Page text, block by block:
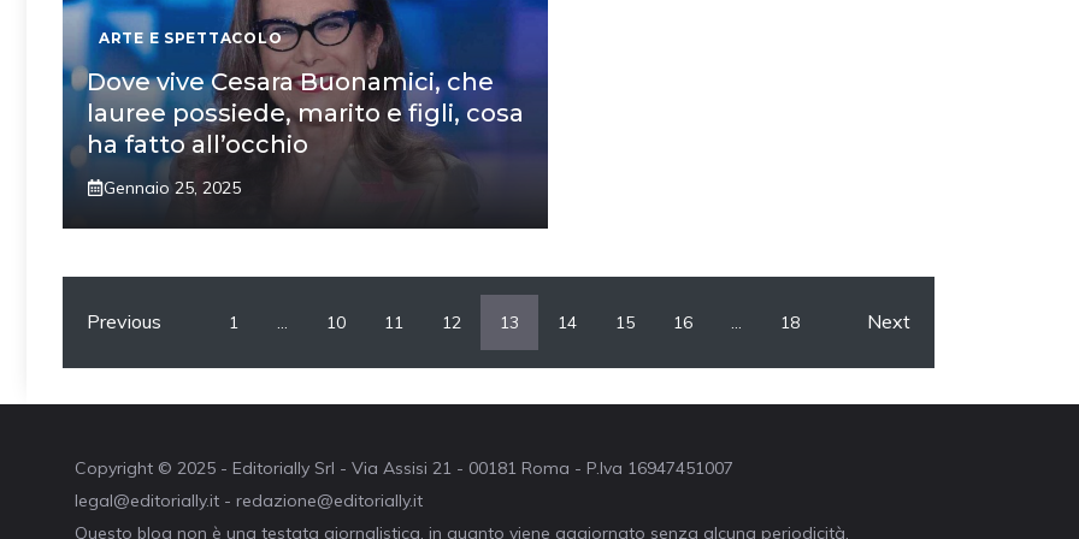
ARTE E SPETTACOLO
Dove vive Cesara Buonamici, che
lauree possiede, marito e figli, cosa
ha fatto all’occhio
Gennaio 25, 2025
Previous 1 10 11 12 13 14 15 16 18 Next
Copyright © 2025 - Editorially Srl - Via Assisi 21 - 00181 Roma - P.Iva 16947451007
legal@editorially.it - redazione@editorially.it
Questo blog non è una testata giornalistica, in quanto viene aggiornato senza alcuna periodicità.